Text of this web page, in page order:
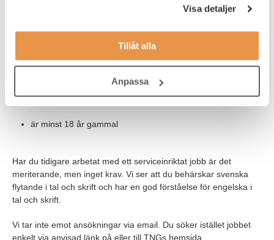
Visa detaljer
Tillåt alla
Anpassa
jobbar effektivt, organiserat och självständigt
tycker om att bygga relationer med medlemmar
är minst 18 år gammal
Har du tidigare arbetat med ett serviceinriktat jobb är det
meriterande, men inget krav. Vi ser att du behärskar svenska
flytande i tal och skrift och har en god förståelse för engelska i
tal och skrift.
Vi tar inte emot ansökningar via email. Du söker istället jobbet
enkelt via anvisad länk på eller till TNGs hemsida